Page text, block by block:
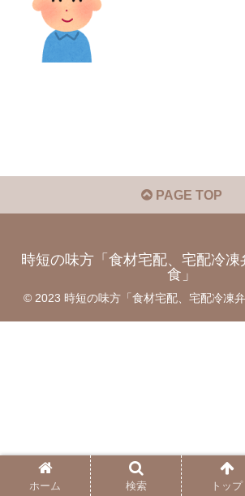
PAGE TOP
時短の味方「食材宅配、宅配冷凍
食」
© 2023 時短の味方「食材宅配、宅配冷凍弁
ホーム 検索 トップ